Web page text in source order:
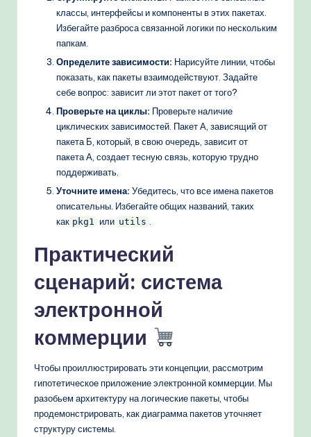
классы, интерфейсы и компоненты в этих пакетах.
Избегайте разброса связанной логики по нескольким
папкам.
Определите зависимости: Нарисуйте линии, чтобы
показать, как пакеты взаимодействуют. Задайте
себе вопрос: зависит ли этот пакет от того?
Проверьте на циклы: Проверьте наличие
циклических зависимостей. Пакет А, зависящий от
пакета Б, который, в свою очередь, зависит от
пакета А, создает тесную связь, которую трудно
поддерживать.
Уточните имена: Убедитесь, что все имена пакетов
описательны. Избегайте общих названий, таких
как pkg1 или utils
Практический
сценарий: система
электронной
коммерции
Чтобы проиллюстрировать эти концепции, рассмотрим
гипотетическое приложение электронной коммерции. Мы
разобьем архитектуру на логические пакеты, чтобы
продемонстрировать, как диаграмма пакетов уточняет
структуру системы.